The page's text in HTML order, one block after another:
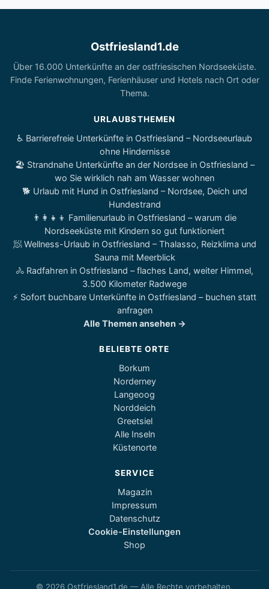
Ostfriesland1.de
Über 16.000 Unterkünfte an der ostfriesischen Nordseeküste.
Finde Ferienwohnungen, Ferienhäuser und Hotels nach Ort oder
Thema.
URLAUBSTHEMEN
♿ Barrierefreie Unterkünfte in Ostfriesland – Nordseeurlaub
ohne Hindernisse
🏖️ Strandnahe Unterkünfte an der Nordsee in Ostfriesland –
wo Sie wirklich nah am Wasser wohnen
🐕 Urlaub mit Hund in Ostfriesland – Nordsee, Deich und
Hundestrand
👨‍👩‍👧‍👦 Familienurlaub in Ostfriesland – warum die
Nordseeküste mit Kindern so gut funktioniert
🧖 Wellness-Urlaub in Ostfriesland – Thalasso, Reizklima und
Sauna mit Meerblick
🚴 Radfahren in Ostfriesland – flaches Land, weiter Himmel,
3.500 Kilometer Radwege
⚡ Sofort buchbare Unterkünfte in Ostfriesland – buchen statt
anfragen
Alle Themen ansehen →
BELIEBTE ORTE
Borkum
Norderney
Langeoog
Norddeich
Greetsiel
Alle Inseln
Küstenorte
SERVICE
Magazin
Impressum
Datenschutz
Cookie-Einstellungen
Shop
© 2026 Ostfriesland1.de — Alle Rechte vorbehalten.